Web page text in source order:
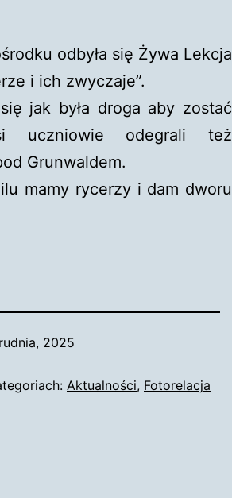
odbyła się Żywa Lekcja
i ich zwyczaje”.
jak była droga aby zostać
uczniowie odegrali też
Grunwaldem.
mamy rycerzy i dam dworu
2025
Aktualności, Fotorelacja